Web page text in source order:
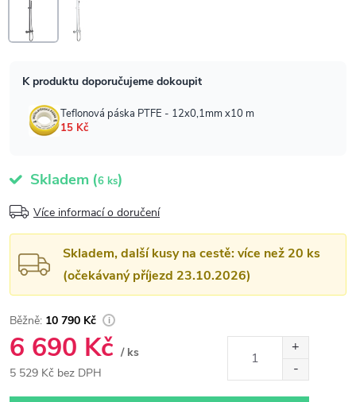
Skladem (6 ks)
Více informací o doručení
Skladem, další kusy na cestě: více než 20 ks
(očekávaný příjezd 23.10.2026)
10 790 Kč
6 690 Kč / ks
5 529 Kč bez DPH